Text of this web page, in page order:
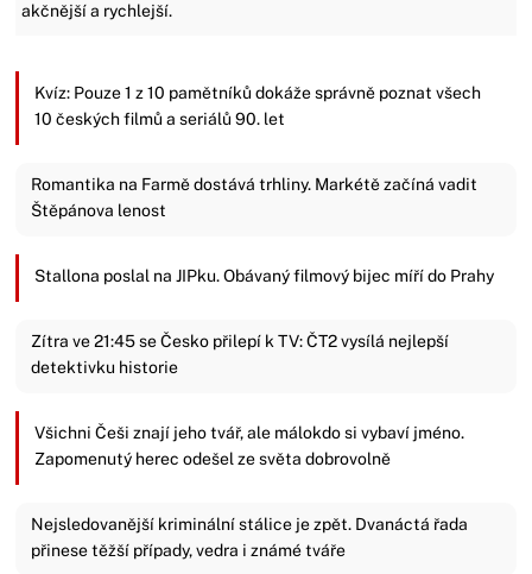
akčnější a rychlejší.
Kvíz: Pouze 1 z 10 pamětníků dokáže správně poznat všech
10 českých filmů a seriálů 90. let
Romantika na Farmě dostává trhliny. Markétě začíná vadit
Štěpánova lenost
Stallona poslal na JIPku. Obávaný filmový bijec míří do Prahy
Zítra ve 21:45 se Česko přilepí k TV: ČT2 vysílá nejlepší
detektivku historie
Všichni Češi znají jeho tvář, ale málokdo si vybaví jméno.
Zapomenutý herec odešel ze světa dobrovolně
Nejsledovanější kriminální stálice je zpět. Dvanáctá řada
přinese těžší případy, vedra i známé tváře